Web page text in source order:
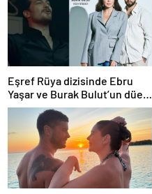
Eşref Rüya dizisinde Ebru
Yaşar ve Burak Bulut’un düet
parçası ‘Kehribar’ rüzgarı